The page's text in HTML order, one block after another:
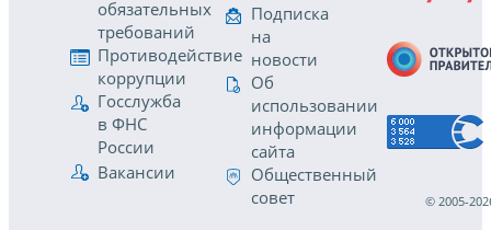
обязательных
требований
Противодействие
коррупции
Госслужба
в ФНС
России
Вакансии
Подписка
на
новости
Об
использовании
информации
сайта
Общественный
совет
© 2005-